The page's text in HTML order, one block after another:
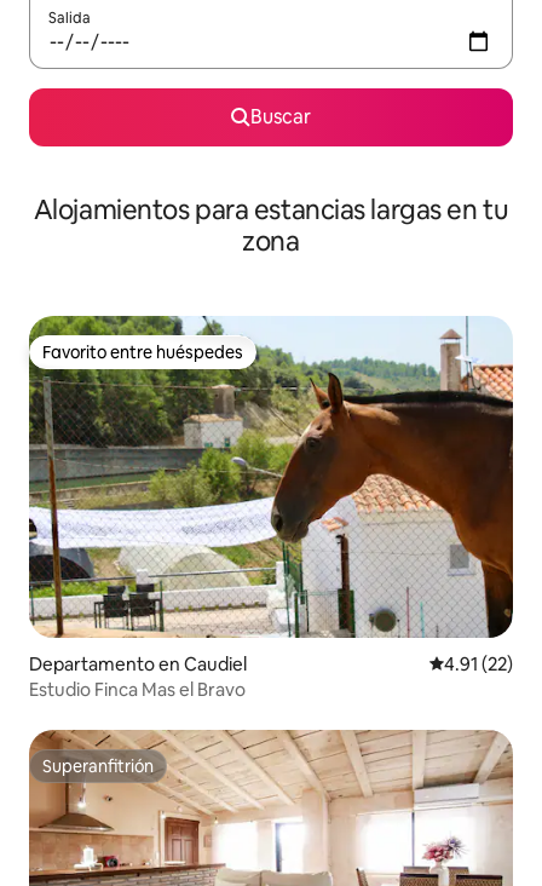
Salida
Buscar
Alojamientos para estancias largas en tu
zona
Favorito entre huéspedes
Favorito entre huéspedes
Departamento en Caudiel Calificación
4.91 (22)
Estudio Finca Mas el Bravo
Superanfitrión
Superanfitrión